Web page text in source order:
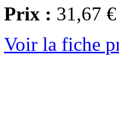
Prix : 31,67 €
Voir la fiche